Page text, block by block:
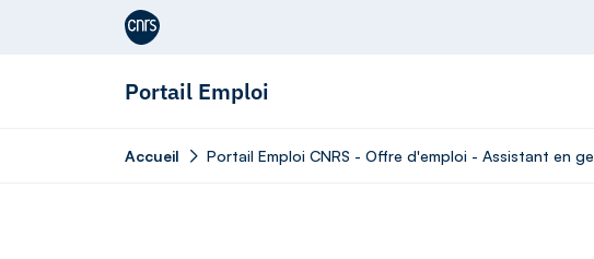
Aller au contenu
Portail Emploi
Accueil Portail Emploi CNRS - Offre d'emploi - Assistant en